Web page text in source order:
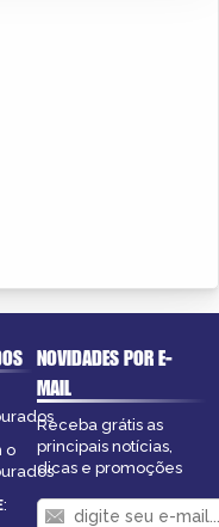
o
:
NOVIDADES POR E-
MAIL
Receba grátis as
principais notícias,
dicas e promoções